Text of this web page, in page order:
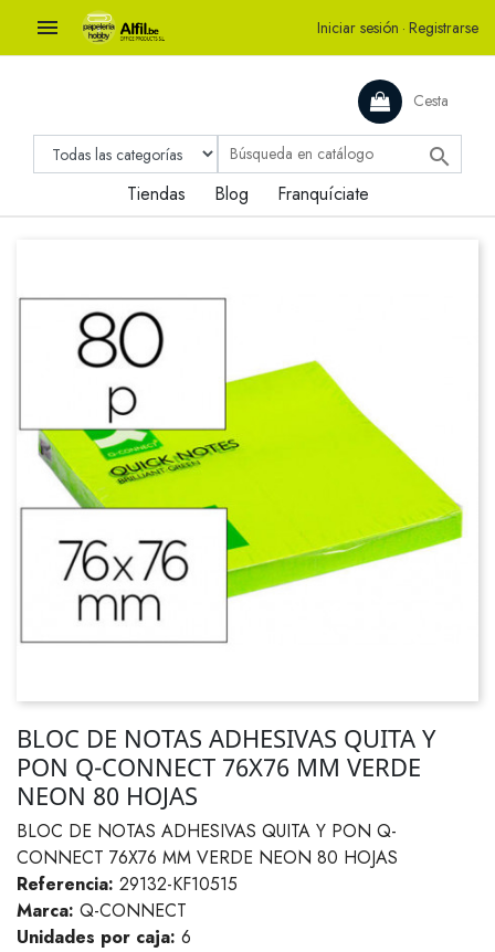
 Iniciar sesión · Registrarse
Cesta

Tiendas Blog Franquíciate
BLOC DE NOTAS ADHESIVAS QUITA Y
PON Q-CONNECT 76X76 MM VERDE
NEON 80 HOJAS
BLOC DE NOTAS ADHESIVAS QUITA Y PON Q-
CONNECT 76X76 MM VERDE NEON 80 HOJAS
Referencia: 29132-KF10515
Marca: Q-CONNECT
Unidades por caja: 6